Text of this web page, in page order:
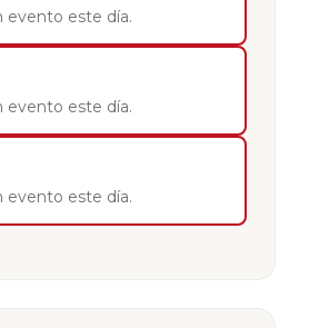
evento este día.
evento este día.
evento este día.